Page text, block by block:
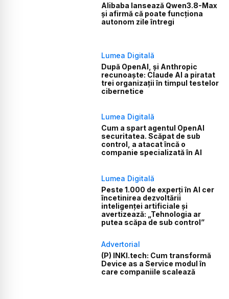
Alibaba lansează Qwen3.8-Max
și afirmă că poate funcționa
autonom zile întregi
Lumea Digitală
După OpenAI, și Anthropic
recunoaște: Claude AI a piratat
trei organizații în timpul testelor
cibernetice
Lumea Digitală
Cum a spart agentul OpenAI
securitatea. Scăpat de sub
control, a atacat încă o
companie specializată în AI
Lumea Digitală
Peste 1.000 de experți în AI cer
încetinirea dezvoltării
inteligenței artificiale și
avertizează: „Tehnologia ar
putea scăpa de sub control”
Advertorial
(P) INKI.tech: Cum transformă
Device as a Service modul în
care companiile scalează